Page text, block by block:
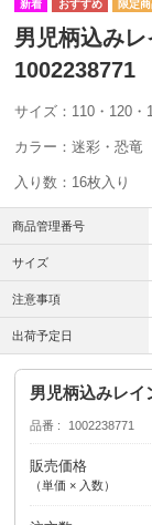
男児柄込み
1002238771
サイズ：110・120・
カラー：迷彩・恐竜
入り数：16枚入り
商品管理番号
サイズ
注意事項
出荷予定日
男児柄込みレ
品番 1002238771
販売価格
（単価 × 入数）